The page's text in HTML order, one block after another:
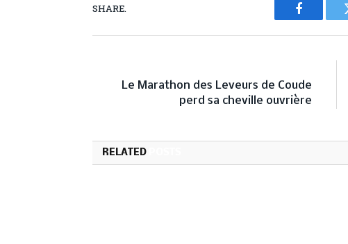
SHARE.
Facebook
Le Marathon des Leveurs de Coude
perd sa cheville ouvrière
RELATED